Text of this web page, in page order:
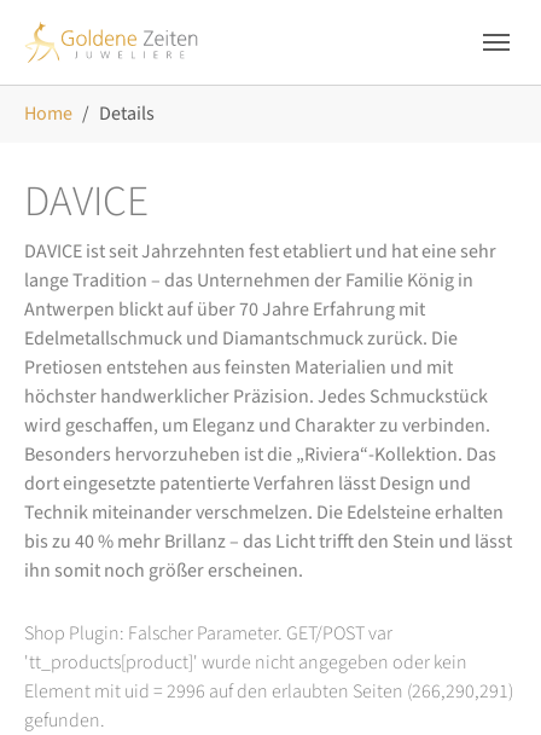
Home Details
DAVICE
DAVICE ist seit Jahrzehnten fest etabliert und hat eine sehr
lange Tradition – das Unternehmen der Familie König in
Antwerpen blickt auf über 70 Jahre Erfahrung mit
Edelmetallschmuck und Diamantschmuck zurück. Die
Pretiosen entstehen aus feinsten Materialien und mit
höchster handwerklicher Präzision. Jedes Schmuckstück
wird geschaffen, um Eleganz und Charakter zu verbinden.
Besonders hervorzuheben ist die „Riviera“-Kollektion. Das
dort eingesetzte patentierte Verfahren lässt Design und
Technik miteinander verschmelzen. Die Edelsteine erhalten
bis zu 40 % mehr Brillanz – das Licht trifft den Stein und lässt
ihn somit noch größer erscheinen.
Shop Plugin: Falscher Parameter. GET/POST var
'tt_products[product]' wurde nicht angegeben oder kein
Element mit uid = 2996 auf den erlaubten Seiten (266,290,291)
gefunden.